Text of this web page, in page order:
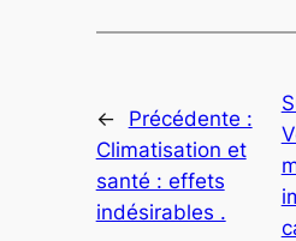
←
Précédente :
Climatisation et
santé : effets
indésirables .